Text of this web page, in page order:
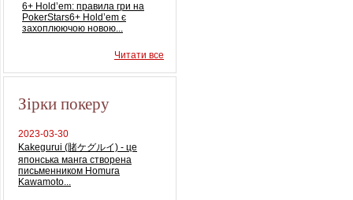
6+ Hold’em: правила гри на
PokerStars6+ Hold’em є
захоплюючою новою...
Читати все
Зірки покеру
2023-03-30
Kakegurui (賭ケグルイ) - це
японська манга створена
письменником Homura
Kawamoto...